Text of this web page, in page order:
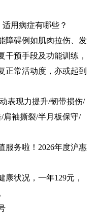
用病症有哪些？
障碍例如肌肉拉伤、发
干预手段及功能训练，
正常活动度，亦或起到
表现力提升/韧带损伤/
肩袖撕裂/半月板保守/
服务啦！2026年度沪惠
状况，一年129元，